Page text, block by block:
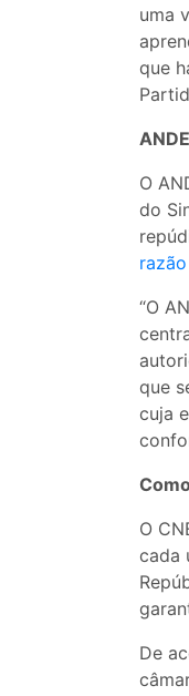
uma
que
O
do
“O
que
cuja
O
cada
De